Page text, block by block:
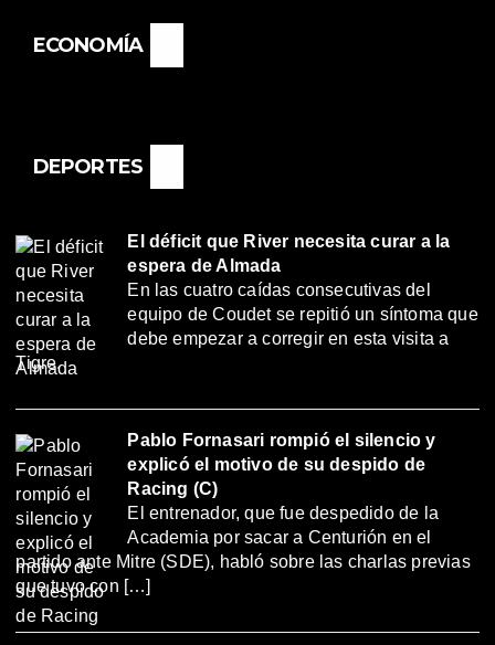
ECONOMÍA
DEPORTES
El déficit que River necesita curar a la
espera de Almada
En las cuatro caídas consecutivas del
equipo de Coudet se repitió un síntoma que
debe empezar a corregir en esta visita a
Tigre.
Pablo Fornasari rompió el silencio y
explicó el motivo de su despido de
Racing (C)
El entrenador, que fue despedido de la
Academia por sacar a Centurión en el
partido ante Mitre (SDE), habló sobre las charlas previas
que tuvo con […]